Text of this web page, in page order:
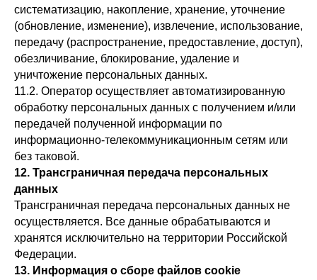
систематизацию, накопление, хранение, уточнение
(обновление, изменение), извлечение, использование,
передачу (распространение, предоставление, доступ),
обезличивание, блокирование, удаление и
уничтожение персональных данных.
11.2. Оператор осуществляет автоматизированную
обработку персональных данных с получением и/или
передачей полученной информации по
информационно-телекоммуникационным сетям или
без таковой.
12. Трансграничная передача персональных
данных
Трансграничная передача персональных данных не
осуществляется. Все данные обрабатываются и
хранятся исключительно на территории Российской
Федерации.
13. Информация о сборе файлов cookie